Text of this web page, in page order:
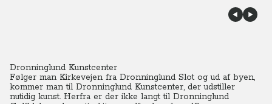
Dronninglund Kunstcenter
Følger man Kirkevejen fra Dronninglund Slot og ud af byen,
kommer man til Dronninglund Kunstcenter, der udstiller
nutidig kunst. Herfra er der ikke langt til Dronninglund